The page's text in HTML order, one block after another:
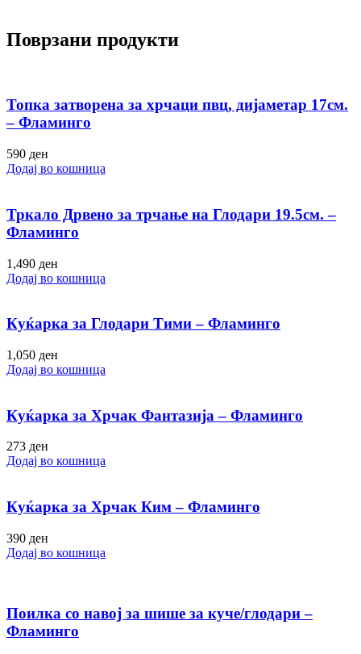
Поврзани продукти
Топка затворена за хрчаци пвц, дијаметар 17см.
– Фламинго
590 ден
Додај во кошница
Тркало Дрвено за трчање на Глодари 19.5см. –
Фламинго
1,490 ден
Додај во кошница
Куќарка за Глодари Тими – Фламинго
1,050 ден
Додај во кошница
Куќарка за Хрчак Фантазија – Фламинго
273 ден
Додај во кошница
Куќарка за Хрчак Ким – Фламинго
390 ден
Додај во кошница
Поилка со навој за шише за куче/глодари –
Фламинго